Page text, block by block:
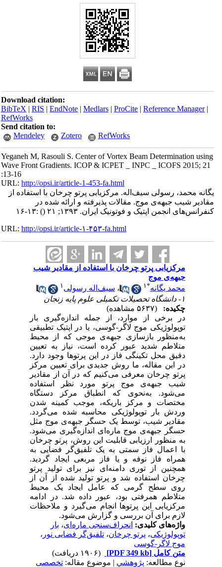
Download citation:
BibTeX|RIS|EndNote|Medlars|ProCite|Reference Manager
RefWorks
Send citation to:
Mendeley
Zotero RefWorks
Yeganeh M, Rasouli S. Center of Vortex Beam Determination using
Wave Front Gradients. ICOP & ICPET _ INPC _ ICOFS 2015; 21
:13-16
URL:http://opsi.ir/article-1-453-fa.html
یگانه محمد، رسولی سیف‌اله. مرکزیابی پرتو چرخان با استفاده از
مقادیر شیب جبهه‌ی موج. مقالات پذیرفته و ارائه شده در
کنفرانس‌های انجمن اپتیک و فوتونیک ایران. ۱۳۹۳; ۲۱
() :۱۳-۱۶
URL:http://opsi.ir/article-۱-۴۵۳-fa.html
مرکزیابی پرتو چرخان با استفاده از مقادیر شیب
جبهه‌ی موج
محمد یگانه* ۱ ،سیف‌اله رسولی
چکیده:
در برخی از موارد، از جمله اندازه‌گیری بار
توپولوژیکی موج لاگر-گوسی، یا در اپتیک تطبیقی
به‌منظور بازسازی جبهه‌ی موجی که از محیط
متلاطم شدید عبور کرده است، نیاز به تعیین
دقیق محل تکینگی فاز در این پرتوها وجود دارد.
در این مقاله، ما روش جدیدی برای تعیین مرکز
پرتو چرخان معرفی می‌کنیم که در آن از مقادیر
شیب جبهه‌ی موج پرتو مورد نظر استفاده
می‌شود. به‌نحوی که انطباق مرکز دستگاه
مختصات و مرکز باریکه، موجب کمینه شدن
وردش بار توپولوژیکی محاسبه شده می‌گردد.
مقادیر شیب، توسط یک حسگر جبهه‌ی موج مثل
حسگر جبهه‌ی موج ماره‌ای اندازه‌گیری می‌شود.
به منظور ارزیابی قابلیت این روش، پرتو چرخان
با اعمال فاز سمتی به یک تلفیق‌گر فضایی به
همراه فاز نوفه و یا فاز مربعی ایجاد گردید.
همچنین از توری دامنه‌ای نیز برای تولید پرتو
چرخان استفاده شد و پرتو تولید شده از آن از
روی سطح گرمی که عامل ایجاد یک محیط
متلاطم همرفتی بود، عبور داده شد. در ادامه
مرکزیابی این پرتوها انجام می‌گیرد و ملاحظات
لازم برای آن بررسی و گزارش می‌شود.
واژه‌های کلیدی:انحراف‌سنجی ماره‌ای،بار
توپولوژیکی،پرتو چرخان،تلفیق‌گر فضایی نور،
موج لاگر-گوسی
متن کامل[PDF 349 kb]
نوع مطالعه:پژوهشي| موضوع مقاله:تخصصی